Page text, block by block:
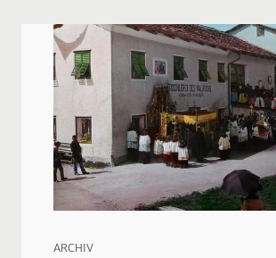
ARCHIV